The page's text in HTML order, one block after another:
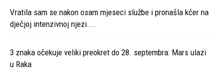
Vratila sam se nakon osam mjeseci službe i pronašla kćer na
dječjoj intenzivnoj njezi....
3 znaka očekuje veliki preokret do 28. septembra: Mars ulazi
u Raka